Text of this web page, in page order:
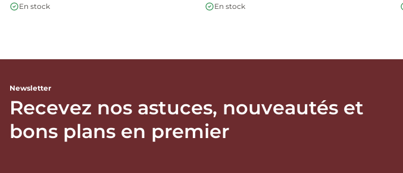
En stock En stock
Newsletter
Recevez nos astuces, nouveautés et
bons plans en premier